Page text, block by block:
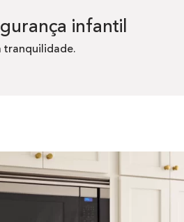
infantil
tranquilidade.